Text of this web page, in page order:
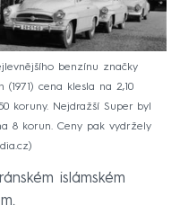
benzínu značky
cena klesla na 2,10
koruny. Nejdražší Super byl
8 korun. Ceny pak vydržely
islámském